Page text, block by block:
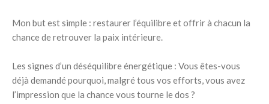
Mon but est simple : restaurer l’équilibre et offrir à chacun la
chance de retrouver la paix intérieure.
Les signes d’un déséquilibre énergétique : Vous êtes-vous
déjà demandé pourquoi, malgré tous vos efforts, vous avez
l’impression que la chance vous tourne le dos ?